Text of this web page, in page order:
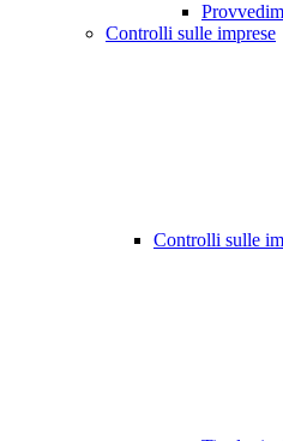
Controlli sulle imprese
Controlli sulle